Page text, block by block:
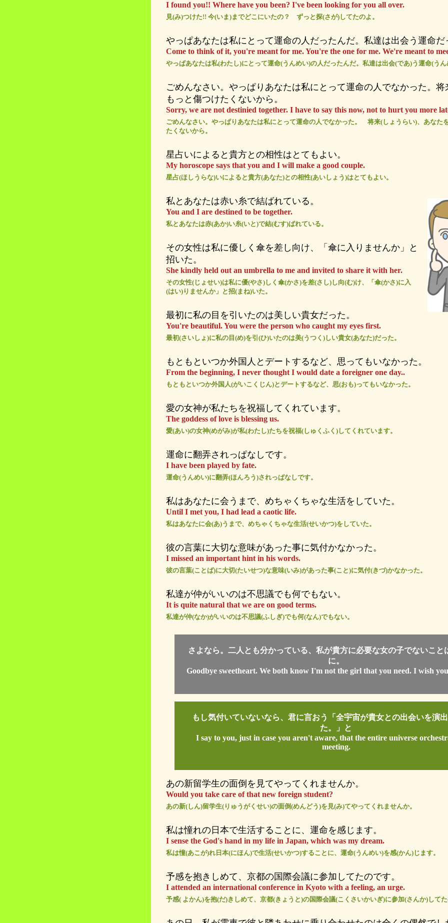
I found you!! Where have you been? I've been looking for you all over.
見(み)つけた!! 今(いま)までどこにいたの？ ずっと探(さが)してたのよ。
やっぱあなたは私にとって運命の人だったんだ。私達は出会う運命だ
Come to think of it, you're meant for me. You're the one for me. We're meant to
やっぱあなたは私(わたし)にとって運命(うんめい)の人だったんだ。私達は出会(であ)う運命(う
ごめんなさい。やっぱりあなたは私にとって運命の人でなかった。
もっと傷つけたくないから。
Sorry, we are not destinied together. I have to say this now, not to hurt you more
ごめんなさい。やっぱりあなたは私にとって運命の人でなかった。 将来(しょうらい)、あなた
たくないから。
星占いによると貴方との相性はとてもよい。
My horoscope says that you and I will make a good couple.
星占(ほしうらな)いによると貴方(あなた)との相性(あいしょう)はとてもよい。
私とあなたは赤い糸で結ばれている。
You and I are destined to be together.
私とあなたは赤(あか)い糸(いと)で結(むす)ばれている。
その女性は私に優しく傘を差し向け、「傘に入りませんか」と
招いた。
She kindly held out an umbrella to me and invited to share it with her.
その女性(じょせい)は私に優(やさ)しく傘(かさ)を差(さし)し向(む)け、「傘(かさ)に入
(はい)りませんか」と招(まね)いた。
最初に私の目を引いたのは美しい貴女だった。
You're beautiful. You were the person who caught my eyes first.
最初(さいしょ)に私の目(め)を引(ひ)いたのは美(うつく)しい貴女(あなた)だった。
もともといつか外国人とデートするなど、思ってもいなかった。
From the beginning, I never thought I would date a foreigner one day..
もともといつか外国人(がいこくじん)とデートするなど、思(おも)ってもいなかった。
愛の女神が私たちを祝福してくれています。
The goddess of love is blessing us.
愛(あい)の女神(めがみ)が私(わたし)たちを祝福(しゅくふく)してくれています。
運命に翻弄されっぱなしです。
I have been played by fate.
運命(うんめい)に翻弄(ほんろう)されっぱなしです。
私はあなたに会うまで、めちゃくちゃな生活をしていた。
Until I met you, I had lead a caotic life.
私はあなたに会(あ)うまで、めちゃくちゃな生活(せいかつ)をしていた。
彼の言葉に大切な意味があった事に気付かなかった。
I missed an important hint in his words.
彼の言葉(ことば)に大切(たいせつ)な意味(いみ)があった事(こと)に気付(きづ)かなかった。
私達が仲がいいのは不思議でも何でもない。
It is quite natural that we are on good terms.
私達が仲(なか)がいいのは不思議(ふしぎ)でも何(なん)でもない。
さよなら。二人とも分かっている、私が貴方に必要な女の子でないこと
に。
Goodbye sweetheart. We both know I'm not the girl that you need. I wish
もし気付いていないなら、君に言おう「全宇宙が貴女との出会いを演
た。」と
I say to you, just in case you aren't aware, that the entire universe
meeting.
あの新留学生の面倒を見てやってくれませんか。
Would you take care of that new foreign student?
あの新(しん)留学生(りゅうがくせい)の面倒(めんどう)を見(み)てやってくれませんか。
私は憧れの日本で生活することに、運命を感じます。
I sense the God's hand in my life in Japan, which was my dream.
私は憧(あこが)れ日本(にほん)で生活(せいかつ)することに、運命(うんめい)を感(かん)じます。
予感を抱きしめて、京都の国際会議に参加してたのです。
I attended an international conference in Kyoto with a feeling, an urge.
予感( よかん)を抱(だ)きしめて、京都(きょうと)の国際会議(こくさいかいぎ)に参加(さんか)して